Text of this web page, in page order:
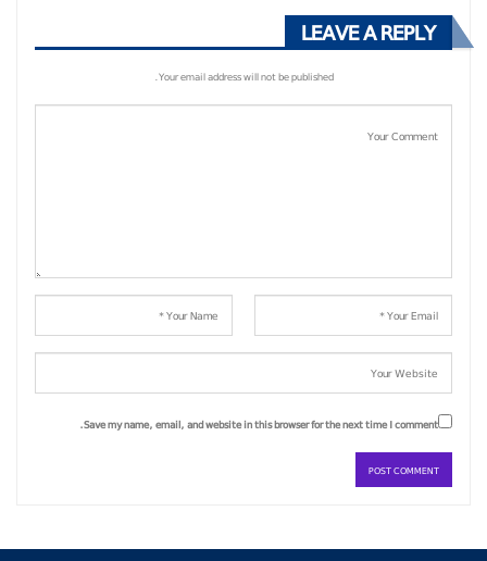
LEAVE A REPLY
Your email address will not be published.
Save my name, email, and website in this browser for the next time I comment.